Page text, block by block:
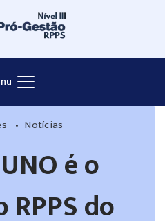
Notícias
é o
do